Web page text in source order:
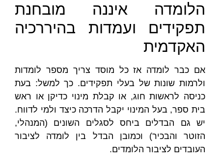
הלומדה איננה מובחנת
תפקידים ועמדות בהיררכיה
האקדמית
אם כבר לומדה אז כל מוסד צריך מספר לומדות
ולרמות שונות של בעלי תפקידים. כך למשל: בעת
כניסה לראשות חוג, או קבלת מינוי כדיקן או ראש
בית ספר, בעל המינוי יקבל הדרכה כיצד ולמי לדווח.
יש גם הבדלים ביחס לסגלים השונים (המנהלי,
הזוטר והבכיר) וכמובן הבדל בין לומדה לציבור
העובדים לציבור הלומדים.